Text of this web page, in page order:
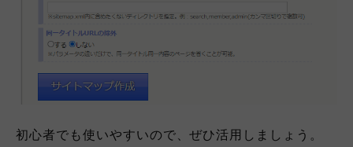
初心者でも使いやすいので、ぜひ活用しましょう。